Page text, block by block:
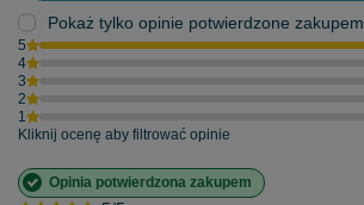
Pokaż tylko opinie potwierdzone zakupem
5
4
3
2
1
Kliknij ocenę aby filtrować opinie
Opinia potwierdzona zakupem